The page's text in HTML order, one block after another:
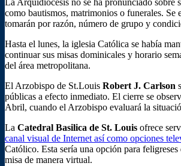
La Arquidiócesis no se ha pronunciado sobre
como bautismos, matrimonios o funerales. Se
tomarán por razón, número de grupo y
Hasta el lunes, la iglesia Católica se había
continuar sus misas dominicales y horario
del área metropolitana.
El Arzobispo de St.Louis Robert J. Carlson
públicas a efecto inmediato. El cierre se
Abril, cuando el Arzobispo evaluará la
La Catedral Basilica de St. Louis ofrece
canal visual de Internet así como opciones
Católico. Esta sería una opción para feligreses
misa de manera virtual.